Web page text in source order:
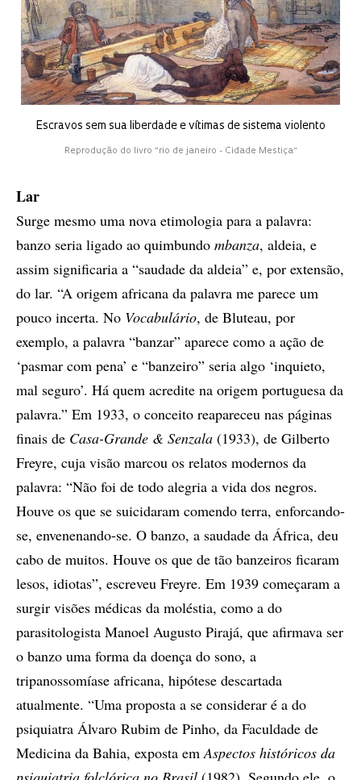
Escravos sem sua liberdade e vítimas de sistema violento
Reprodução do livro "rio de janeiro - Cidade Mestiça"
Lar
Surge mesmo uma nova etimologia para a palavra:
banzo seria ligado ao quimbundo mbanza, aldeia, e
assim significaria a “saudade da aldeia” e, por extensão,
do lar. “A origem africana da palavra me parece um
pouco incerta. No Vocabulário, de Bluteau, por
exemplo, a palavra “banzar” aparece como a ação de
‘pasmar com pena’ e “banzeiro” seria algo ‘inquieto,
mal seguro’. Há quem acredite na origem portuguesa da
palavra.” Em 1933, o conceito reapareceu nas páginas
finais de Casa-Grande & Senzala (1933), de Gilberto
Freyre, cuja visão marcou os relatos modernos da
palavra: “Não foi de todo alegria a vida dos negros.
Houve os que se suicidaram comendo terra, enforcando-
se, envenenando-se. O banzo, a saudade da África, deu
cabo de muitos. Houve os que de tão banzeiros ficaram
lesos, idiotas”, escreveu Freyre. Em 1939 começaram a
surgir visões médicas da moléstia, como a do
parasitologista Manoel Augusto Pirajá, que afirmava ser
o banzo uma forma da doença do sono, a
tripanossomíase africana, hipótese descartada
atualmente. “Uma proposta a se considerar é a do
psiquiatra Álvaro Rubim de Pinho, da Faculdade de
Medicina da Bahia, exposta emAspectos históricos da